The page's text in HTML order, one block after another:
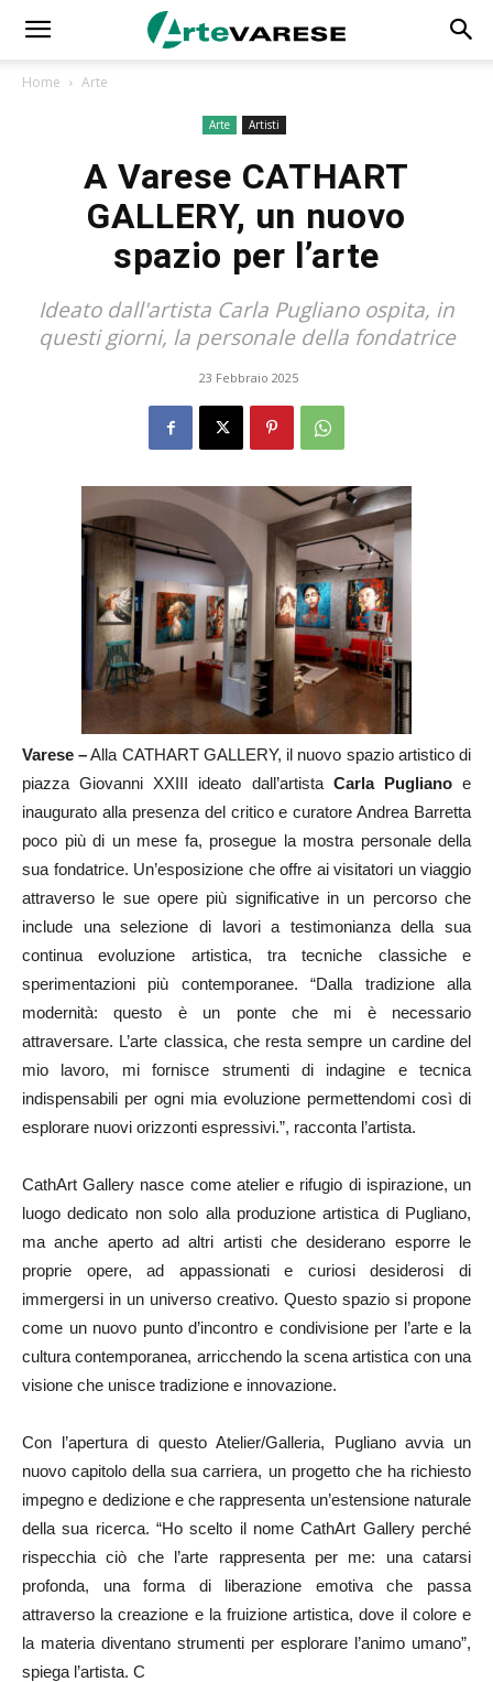
Home Arte
Arte Artisti
A Varese CATHART
GALLERY, un nuovo
spazio per l’arte
Ideato dall'artista Carla Pugliano ospita, in
questi giorni, la personale della fondatrice
23 Febbraio 2025
Varese –Alla CATHART GALLERY, il nuovo spazio artistico di
piazza Giovanni XXIII ideato dall’artista Carla Puglianoe
inaugurato alla presenza del critico e curatore Andrea Barretta
poco più di un mese fa, prosegue la mostra personale della
sua fondatrice. Un’esposizione che offre ai visitatori un viaggio
attraverso le sue opere più significative in un percorso che
include una selezione di lavori a testimonianza della sua
continua evoluzione artistica, tra tecniche classiche e
sperimentazioni più contemporanee. “Dalla tradizione alla
modernità: questo è un ponte che mi è necessario
attraversare. L’arte classica, che resta sempre un cardine del
mio lavoro, mi fornisce strumenti di indagine e tecnica
indispensabili per ogni mia evoluzione permettendomi così di
esplorare nuovi orizzonti espressivi.”, racconta l’artista.
CathArt Gallery nasce come atelier e rifugio di ispirazione, un
luogo dedicato non solo alla produzione artistica di Pugliano,
ma anche aperto ad altri artisti che desiderano esporre le
proprie opere, ad appassionati e curiosi desiderosi di
immergersi in un universo creativo. Questo spazio si propone
come un nuovo punto d’incontro e condivisione per l’arte e la
cultura contemporanea, arricchendo la scena artistica con una
visione che unisce tradizione e innovazione.
Con l’apertura di questo Atelier/Galleria, Pugliano avvia un
nuovo capitolo della sua carriera, un progetto che ha richiesto
impegno e dedizione e che rappresenta un’estensione naturale
della sua ricerca. “Ho scelto il nome CathArt Gallery perché
rispecchia ciò che l’arte rappresenta per me: una catarsi
profonda, una forma di liberazione emotiva che passa
attraverso la creazione e la fruizione artistica, dove il colore e
la materia diventano strumenti per esplorare l’animo umano”,
spiega l’artista. C